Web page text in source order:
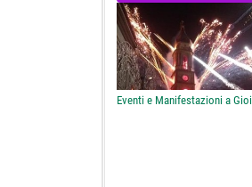
Eventi e Manifestazioni a Gioi